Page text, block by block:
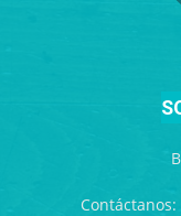
Contáctanos: